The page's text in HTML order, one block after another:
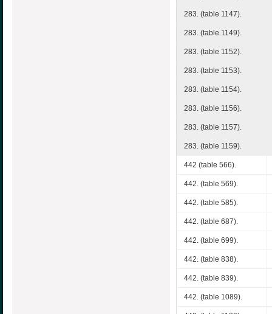
283. (table 1147).
283. (table 1149).
283. (table 1152).
283. (table 1153).
283. (table 1154).
283. (table 1156).
283. (table 1157).
283. (table 1159).
442 (table 566).
442. (table 569).
442. (table 585).
442. (table 687).
442. (table 699).
442. (table 838).
442. (table 839).
442. (table 1089).